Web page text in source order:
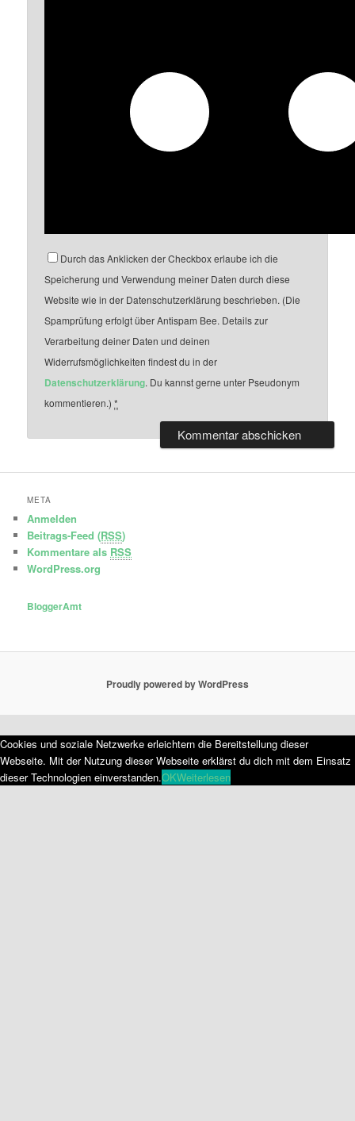
Durch das Anklicken der Checkbox erlaube ich die
Speicherung und Verwendung meiner Daten durch diese
Website wie in der Datenschutzerklärung beschrieben. (Die
Spamprüfung erfolgt über Antispam Bee. Details zur
Verarbeitung deiner Daten und deinen
Widerrufsmöglichkeiten findest du in der
Datenschutzerklärung. Du kannst gerne unter Pseudonym
kommentieren.)*
META
Anmelden
Beitrags-Feed (RSS)
Kommentare als RSS
WordPress.org
BloggerAmt
Proudly powered by WordPress
Cookies und soziale Netzwerke erleichtern die Bereitstellung dieser
Webseite. Mit der Nutzung dieser Webseite erklärst du dich mit dem Einsatz
dieser Technologien einverstanden.OKWeiterlesen